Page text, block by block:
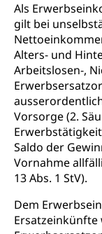
Als
gilt bei
Alters- und
Arbeitslosen-,
Vorsorge (2.
Saldo der
Vornahme
13 Abs. 1 StV).
Dem
Ersatzeinkünfte
Kulturelle
Museen,
Kunst
Kulturpolitik,
kulturelles
Förderung,
Werkbeitrag,
Bildende
Musik,
Werkankäufe,
und Kultur,